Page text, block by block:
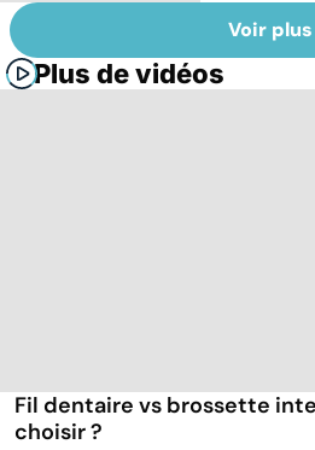
Voir plus
Plus de vidéos
Fil dentaire vs brossette
choisir ?